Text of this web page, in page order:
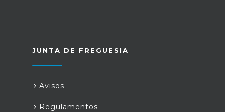
JUNTA DE FREGUESIA
Avisos
Regulamentos